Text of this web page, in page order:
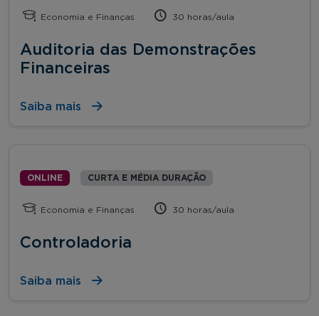
Economia e Finanças 30 horas/aula
Auditoria das Demonstrações
Financeiras
Saiba mais
ONLINE CURTA E MÉDIA DURAÇÃO
Economia e Finanças 30 horas/aula
Controladoria
Saiba mais